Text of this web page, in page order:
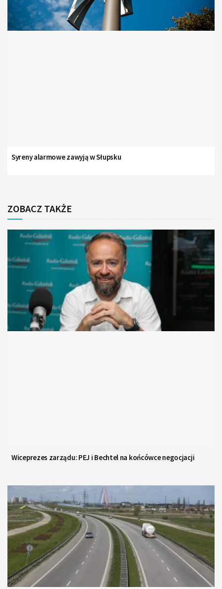
Syreny alarmowe zawyją w Słupsku
ZOBACZ TAKŻE
Wiceprezes zarządu: PEJ i Bechtel na końcówce negocjacji